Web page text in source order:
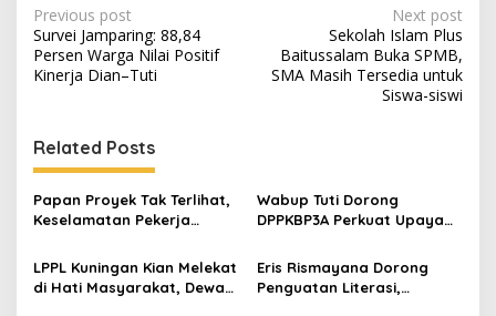
Post
navigation
Previous post
Survei Jamparing: 88,84
Persen Warga Nilai Positif
Kinerja Dian–Tuti
Next post
Sekolah Islam Plus
Baitussalam Buka SPMB,
SMA Masih Tersedia untuk
Siswa-siswi
Related Posts
Papan Proyek Tak Terlihat,
Keselamatan Pekerja
Gedung DPRD Kuningan
Wabup Tuti Dorong
DPPKBP3A Perkuat Upaya
Tingkatkan Kesejahteraan
Keluarga
LPPL Kuningan Kian Melekat
di Hati Masyarakat, Dewas
Eris Rismayana Dorong
Penguatan Literasi,